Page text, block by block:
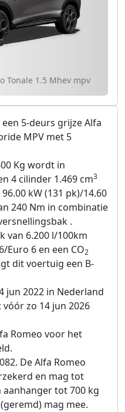
Tonale 1.5 Mhev mpv
5-deurs grijze Alfa
MPV met 5
Kg wordt in
4 cilinder 1.469 cm3
kW (131 pk)/14.60
240 Nm in combinatie
.
van 6.200 l/100km
Euro 6 en een CO2
dit voertuig een B-
jun 2022 in Nederland
zo 14 jun 2026
Romeo voor het
De Alfa Romeo
en mag tot
aanhanger tot 700 kg
mag mee.